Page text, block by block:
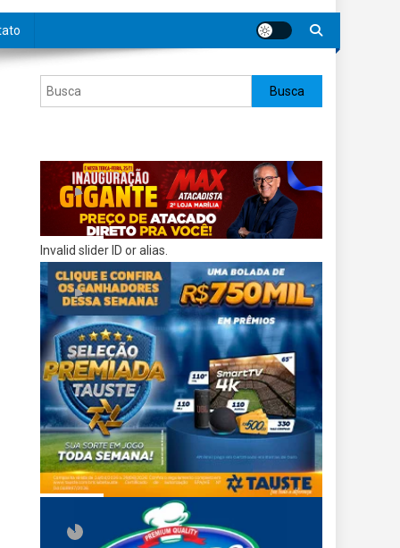
Pesquisar Busca
Invalid slider ID or alias.